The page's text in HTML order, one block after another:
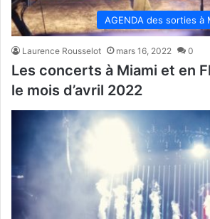
AGENDA des sorties à
Laurence Rousselot mars 16, 2022 0
Les concerts à Miami et en
le mois d’avril 2022